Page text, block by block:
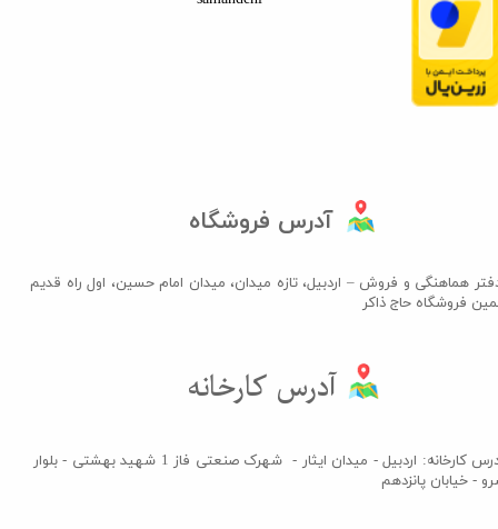
آدرس فروشگاه
هماهنگی و فروش – اردبیل، تازه میدان، میدان امام حسین، اول راه قدیم
فروشگاه حاج ذاکر​​​​​​​
آدرس کارخانه: اردبیل - میدان ایثار - شهرک صنعتی فاز 1 شهید بهشتی - بلوار
- خیابان پانزدهم
آدرس کارخانه​​​​​​​